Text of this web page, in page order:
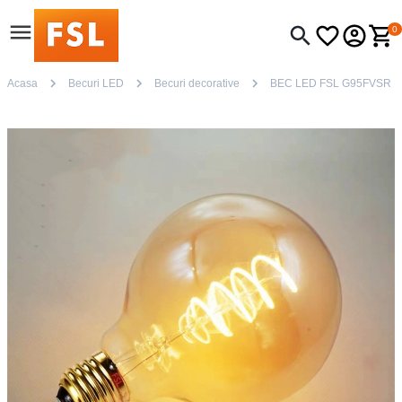
0
Acasa Becuri LED Becuri decorative BEC LED FSL G95FVSR